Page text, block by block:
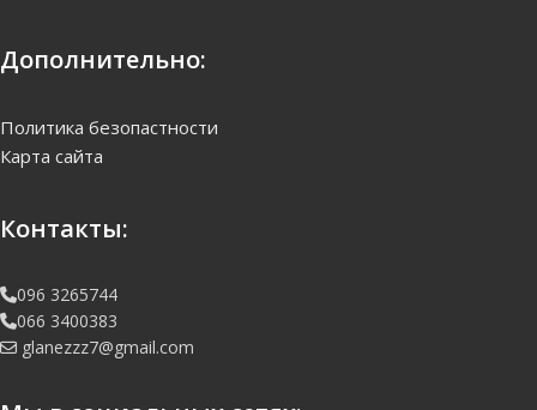
Дополнительно:
Политика безопастности
Карта сайта
Контакты:
096 3265744
066 3400383
glanezzz7@gmail.com